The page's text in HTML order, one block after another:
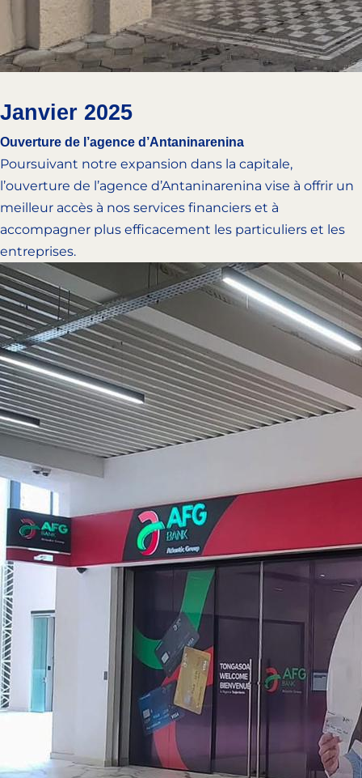
Octobre 2022
Une étape fondatrice marquant la reconnaissance
officielle de notre institution par les autorités
compétentes. Cet agrément témoigne de la solidité de
notre modèle, de notre conformité réglementaire et de
notre engagement à offrir des services financiers fiables
et sécurisés.
notre présence dans des zones économiques clés.
développement. Cet événement a réuni partenaires,
autorités et parties prenantes, confirmant notre
ambition de devenir un acteur majeur du secteur
Janvier 2025
Ouverture de l’agence d’Antaninarenina
Poursuivant notre expansion dans la capitale,
l’ouverture de l’agence d’Antaninarenina vise à offrir un
meilleur accès à nos services financiers et à
accompagner plus efficacement les particuliers et les
entreprises.